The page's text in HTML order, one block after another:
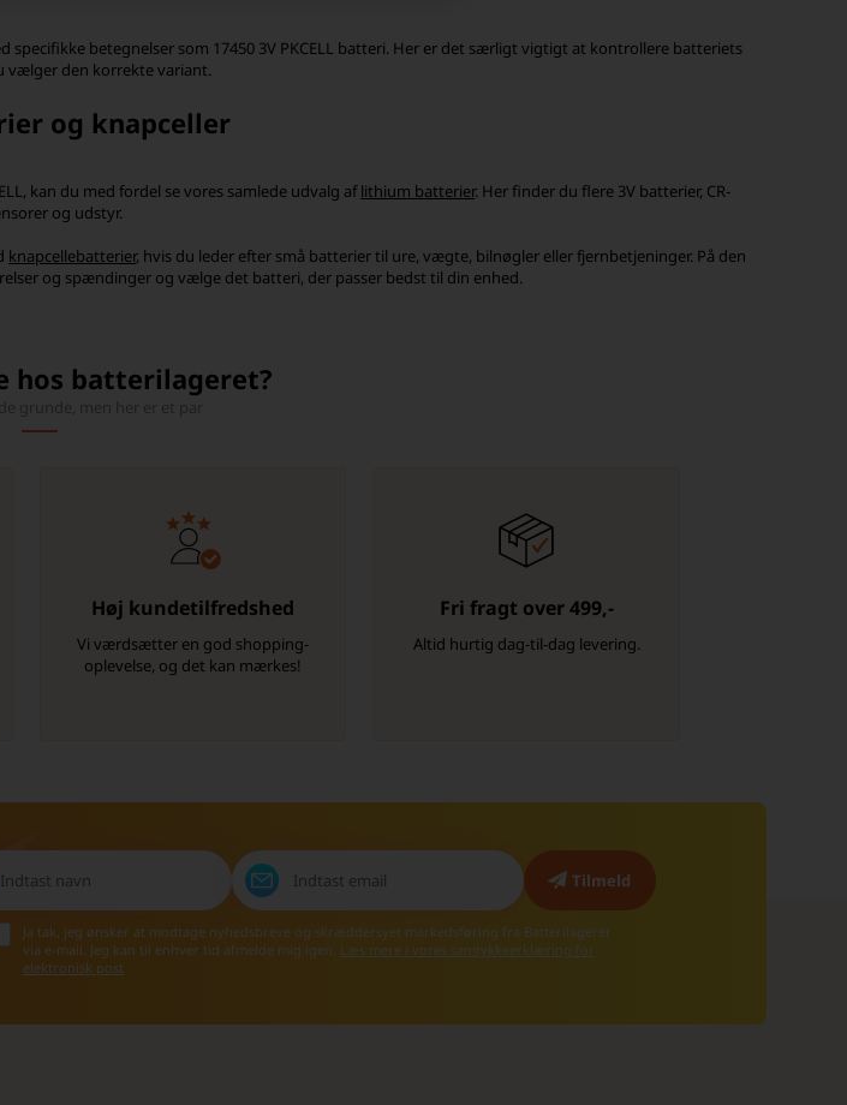
betegnelser som 17450 3V PKCELL batteri. Her er det særligt vigtigt at kontrollere batteriets
vælger den korrekte variant.
og knapceller
kan du med fordel se vores samlede udvalg aflithium batterier. Her finder du flere 3V batterier, CR-
og udstyr.
knapcellebatterier, hvis du leder efter små batterier til ure, vægte, bilnøgler eller fjernbetjeninger. På den
og spændinger og vælge det batteri, der passer bedst til din enhed.
hos batterilageret?
Høj kundetilfredshed
Vi værdsætter en god shopping-
oplevelse, og det kan mærkes!
Fri fragt over 499,-
Altid hurtig dag-til-dag levering.
Ja tak, jeg ønsker at modtage nyhedsbreve og skræddersyet markedsføring fra Batterilageret
via e-mail. Jeg kan til enhver tid afmelde mig igen. Læs mere i vores samtykkeerklæring for
elektronisk post